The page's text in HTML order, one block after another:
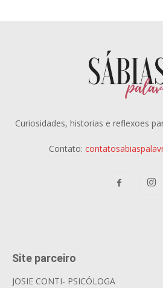
Curiosidades, historias e reflexoes
Contato:
Site parceiro
JOSIE CONTI- PSICÓLOGA